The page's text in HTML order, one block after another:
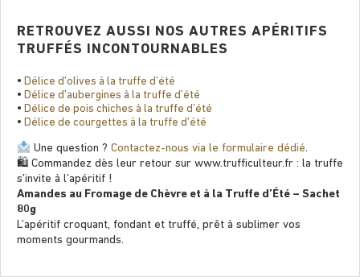
RETROUVEZ AUSSI NOS AUTRES APÉRITIFS
TRUFFÉS INCONTOURNABLES
• Délice d’olives à la truffe d’été
• Délice d’aubergines à la truffe d’été
• Délice de pois chiches à la truffe d’été
• Délice de courgettes à la truffe d’été
Une question ? Contactez-nous via le formulaire dédié.
🛍 Commandez dès leur retour sur www.trufﬁculteur.fr : la truffe
s’invite à l’apéritif !
Amandes au Fromage de Chèvre et à la Truffe d’Été – Sachet
80g
L’apéritif croquant, fondant et truffé, prêt à sublimer vos
moments gourmands.